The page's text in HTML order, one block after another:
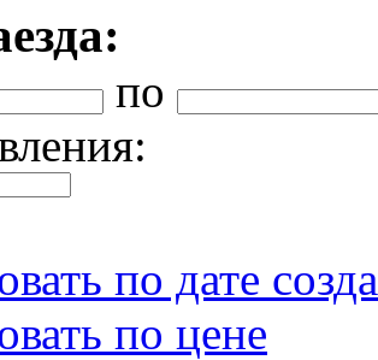
по
по дате
по цене